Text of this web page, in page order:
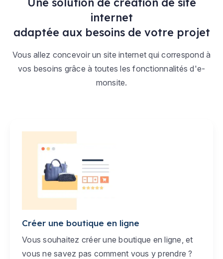
internet
adaptée aux besoins de votre projet
Vous allez concevoir un site internet qui correspond à
vos besoins grâce à toutes les fonctionnalités d'e-
monsite.
Créer une boutique en ligne
Vous souhaitez créer une boutique en ligne, et
vous ne savez pas comment vous y prendre ?